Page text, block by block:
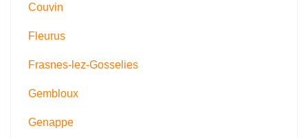
Couvin
Fleurus
Frasnes-lez-Gosselies
Gembloux
Genappe